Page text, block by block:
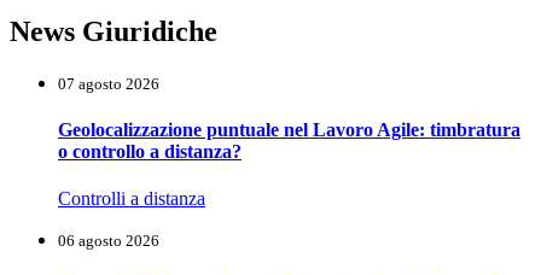
News Giuridiche
07 agosto 2026
Geolocalizzazione puntuale nel Lavoro Agile: timbratura
o controllo a distanza?
Controlli a distanza
06 agosto 2026